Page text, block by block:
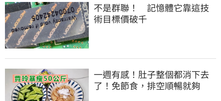
不是群聯！ 記憶體它靠這技
術目標價破千
一週有感！肚子整個都消下去
了！免節食，排空順暢就夠